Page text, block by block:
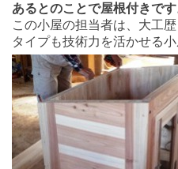
あるとのことで屋根付きです
この小屋の担当者は、大工
タイプも技術力を活かせる小